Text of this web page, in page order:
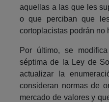
aquellas a las que les
o que perciban que
cortoplacistas podrán no
Por último, se
séptima de la Ley de
actualizar la
consideran normas de
mercado de valores y